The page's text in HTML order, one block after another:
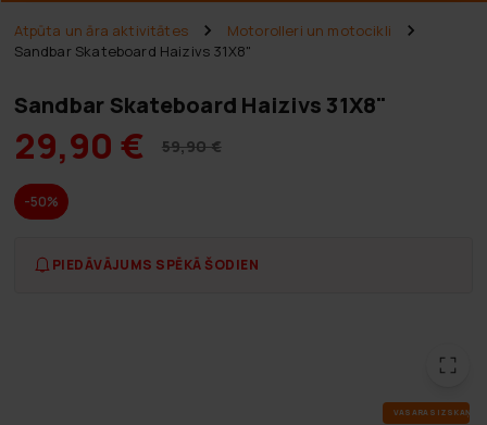
Atpūta un āra aktivitātes
Motorolleri un motocikli
Sandbar Skateboard Haizivs 31X8"
Sandbar Skateboard Haizivs 31X8"
29,90 € 59,90 €
-50%
PIEDĀVĀJUMS SPĒKĀ ŠODIEN
VA­SA­RAS IZ­SKA­ŅA